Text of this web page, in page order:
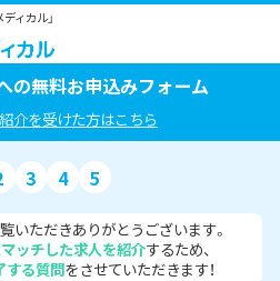
ィカル」
の無料お申込みフォーム
介を受けた方はこちら
3 4 5
いただきありがとうございます。
ッチした求人を紹介するため、
する質問をさせていただきます！